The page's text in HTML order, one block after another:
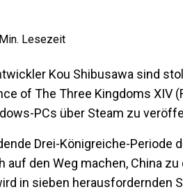
Min. Lesezeit
Kou Shibusawa sind
of The Three Kingdoms XIV
PCs über Steam zu
Drei-Königreiche-Periode
den Weg machen, China
in sieben herausfordernden